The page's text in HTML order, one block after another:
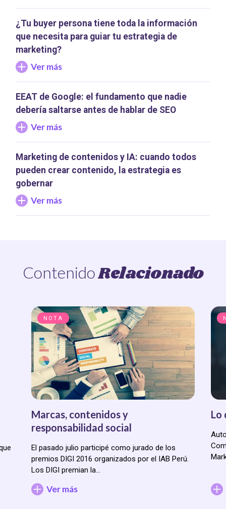
¿Tu buyer persona tiene toda la información
que necesita para guiar tu estrategia de
marketing?
Ver más
EEAT de Google: el fundamento que nadie
debería saltarse antes de hablar de SEO
Ver más
Marketing de contenidos y IA: cuando todos
pueden crear contenido, la estrategia es
gobernar
Ver más
ContenidoRelacionado
NOTA
Marcas, contenidos y
responsabilidad social
El pasado julio participé como jurado de los
premios DIGI 2016 organizados por el IAB Perú.
Los DIGI premian la…
Ver más
Lo